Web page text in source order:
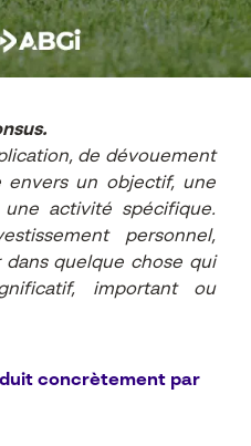
de dévouement
envers un objectif, une
activité spécifique.
personnel,
quelque chose qui
important ou
concrètement par